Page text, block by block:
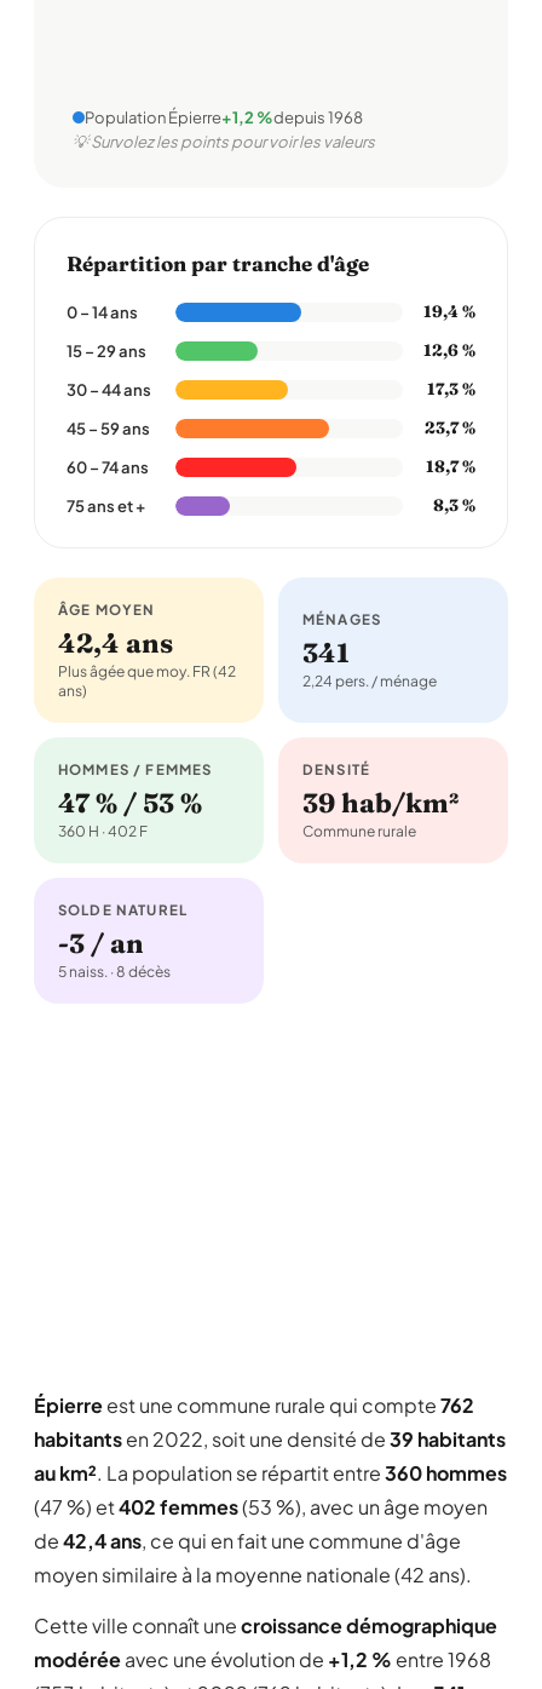
Population Épierre+1,2 %depuis 1968
💡 Survolez les points pour voir les valeurs
Répartition par tranche d'âge
0 – 14 ans 19,4 %
15 – 29 ans 12,6 %
30 – 44 ans 17,3 %
45 – 59 ans 23,7 %
60 – 74 ans 18,7 %
75 ans et + 8,3 %
ÂGE MOYEN
42,4 ans
Plus âgée que moy. FR (42
ans)
MÉNAGES
341
2,24 pers. / ménage
HOMMES / FEMMES
47 % / 53 %
360 H · 402 F
DENSITÉ
39 hab/km²
Commune rurale
SOLDE NATUREL
-3 / an
5 naiss. · 8 décès
Épierreest une commune rurale qui compte762
habitantsen 2022, soit une densité de39 habitants
au km². La population se répartit entre360 hommes
(47 %) et402 femmes(53 %), avec un âge moyen
de42,4 ans, ce qui en fait une commune d'âge
moyen similaire à la moyenne nationale (42 ans).
Cette ville connaît unecroissance démographique
modéréeavec une évolution de +1,2 % entre 1968